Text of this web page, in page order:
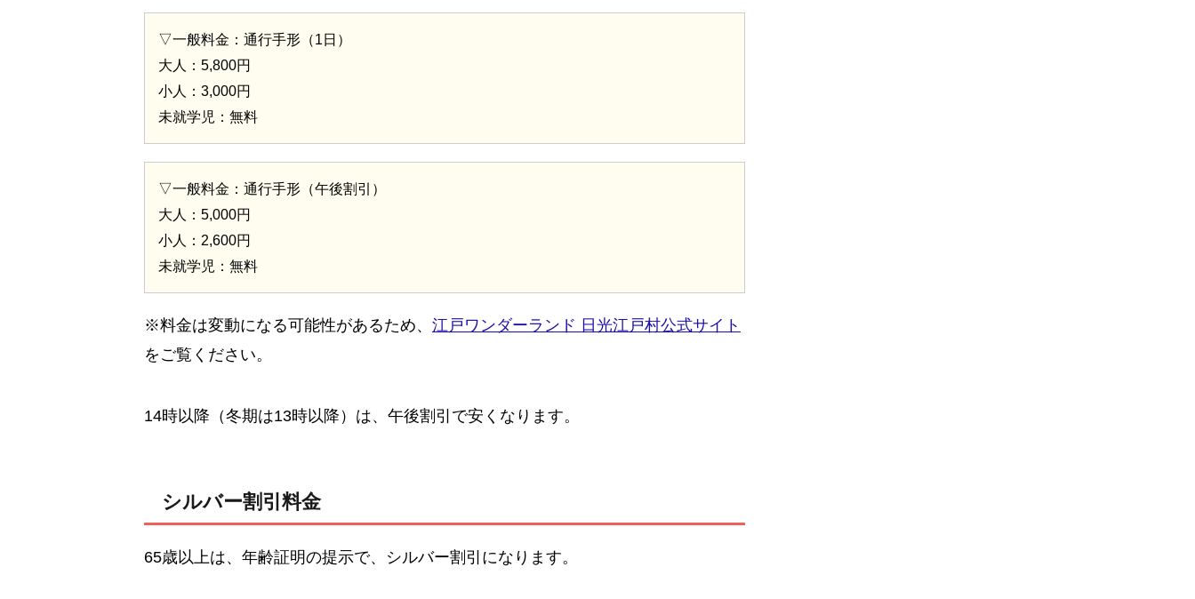
▽一般料金：通行手形（1日）
大人：5,800円
小人：3,000円
未就学児：無料
▽一般料金：通行手形（午後割引）
大人：5,000円
小人：2,600円
未就学児：無料
※料金は変動になる可能性があるため、 江戸ワンダーランド 日光江戸村公式サイト
をご覧ください。
14時以降（冬期は13時以降）は、午後割引で安くなります。
シルバー割引料金
65歳以上は、年齢証明の提示で、シルバー割引になります。